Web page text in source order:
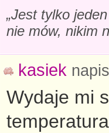
„Jest tylko
nie mów, nikim
kasiek
Wydaje mi